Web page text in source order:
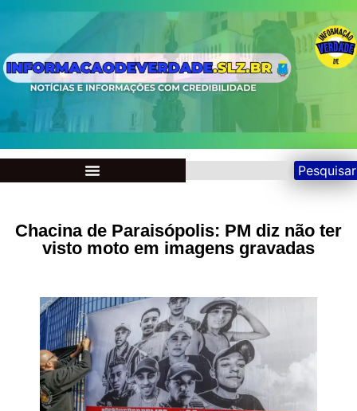
Pesquisar
Chacina de Paraisópolis: PM diz não ter
visto moto em imagens gravadas